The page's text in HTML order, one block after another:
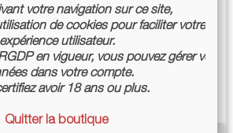
votre navigation sur ce site,
de cookies pour faciliter votre
expérience utilisateur.
en vigueur, vous pouvez gérer vos
dans votre compte.
avoir 18 ans ou plus.
Quitter la boutique